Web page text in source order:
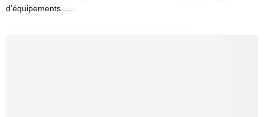
d’équipements......